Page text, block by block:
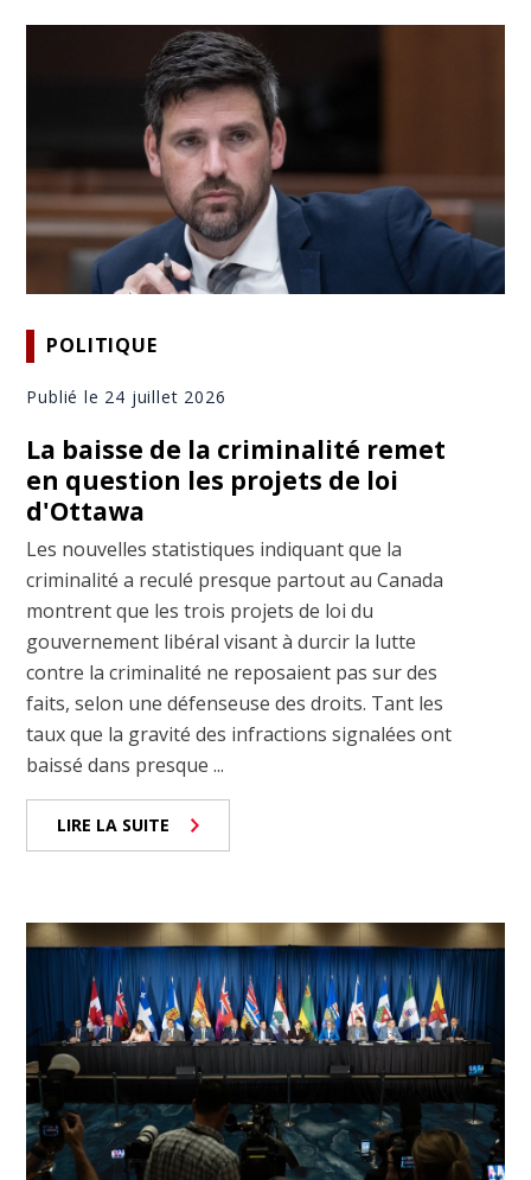
POLITIQUE
Publié le 24 juillet 2026
La baisse de la criminalité remet
en question les projets de loi
d'Ottawa
Les nouvelles statistiques indiquant que la
criminalité a reculé presque partout au Canada
montrent que les trois projets de loi du
gouvernement libéral visant à durcir la lutte
contre la criminalité ne reposaient pas sur des
faits, selon une défenseuse des droits. Tant les
taux que la gravité des infractions signalées ont
baissé dans presque ...
LIRE LA SUITE